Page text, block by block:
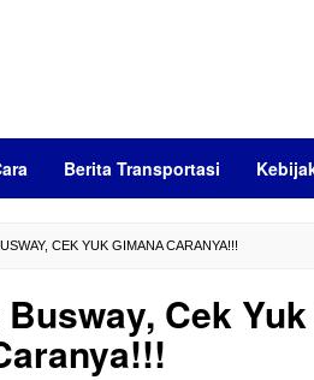
Berita Transportasi
CEK YUK GIMANA CARANYA!!!
Cek